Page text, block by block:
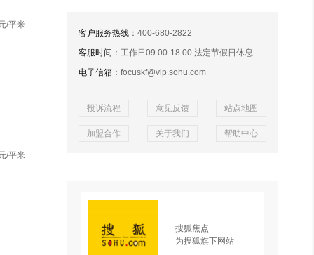
/平米
/平米
客户服务热线 ：400-680-2822
客服时间 ：工作日09:00-18:00 法定节假日休息
电子信箱 ：focuskf@vip.sohu.com
投诉流程 意见反馈 站点地图
加盟合作 关于我们 帮助中心
搜狐焦点
为搜狐旗下网站